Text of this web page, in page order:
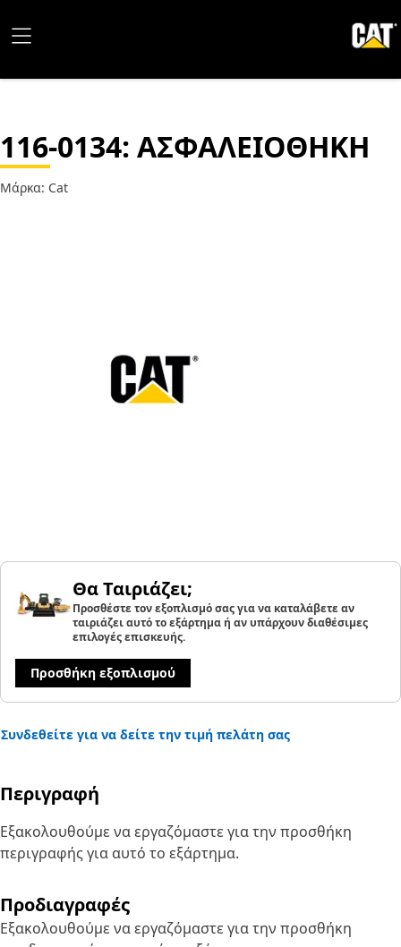
116-0134: ΑΣΦΑΛΕΙΟΘΗΚΗ
Μάρκα: Cat
Θα Ταιριάζει;
Προσθέστε τον εξοπλισμό σας για να καταλάβετε αν
ταιριάζει αυτό το εξάρτημα ή αν υπάρχουν διαθέσιμες
επιλογές επισκευής.
Προσθήκη εξοπλισμού
Συνδεθείτε για να δείτε την τιμή πελάτη σας
Περιγραφή
Εξακολουθούμε να εργαζόμαστε για την προσθήκη
περιγραφής για αυτό το εξάρτημα.
Προδιαγραφές
Εξακολουθούμε να εργαζόμαστε για την προσθήκη